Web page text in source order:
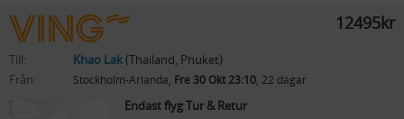
12495kr
Till: Khao Lak(Thailand, Phuket)
Från:
Stockholm-Arlanda, Fre 30 Okt 23:10, 22 dagar
Endast flyg Tur & Retur